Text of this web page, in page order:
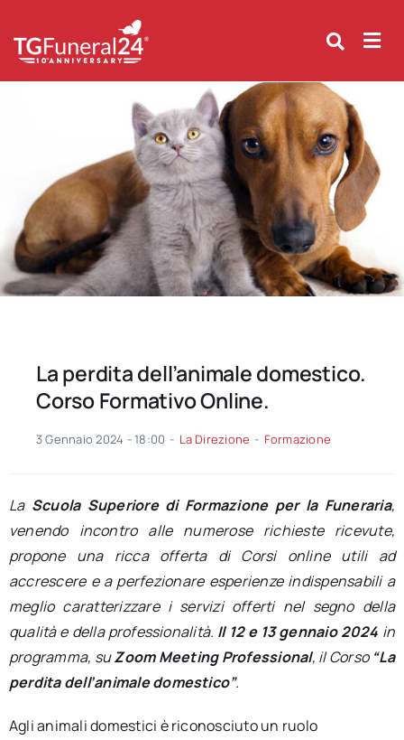
content
La perdita dell’animale domestico.
Corso Formativo Online.
3 Gennaio 2024 - 18:00 - La Direzione - Formazione
La Scuola Superiore di Formazione per la Funeraria,
venendo incontro alle numerose richieste ricevute,
propone una ricca offerta di Corsi online utili ad
accrescere e a perfezionare esperienze indispensabili a
meglio caratterizzare i servizi offerti nel segno della
qualità e della professionalità. Il 12 e 13 gennaio 2024 in
programma, suZoom Meeting Professional, il Corso“La
perdita dell’animale domestico”.
Agli animali domestici è riconosciuto un ruolo